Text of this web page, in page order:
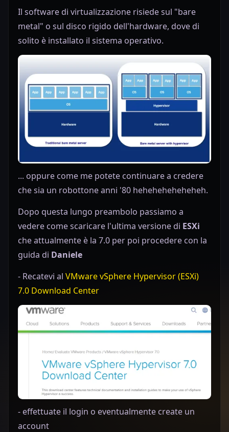
Il software di virtualizzazione risiede sul "bare
metal" o sul disco rigido dell'hardware, dove di
solito è installato il sistema operativo.
... oppure come me potete continuare a credere
che sia un robottone anni '80 heheheheheheheh.
Dopo questa lungo preambolo passiamo a
vedere come scaricare l'ultima versione di ESXi
che attualmente è la 7.0 per poi procedere con la
guida di Daniele
- Recatevi al VMware vSphere Hypervisor (ESXi)
7.0 Download Center
- effettuate il login o eventualmente create un
account